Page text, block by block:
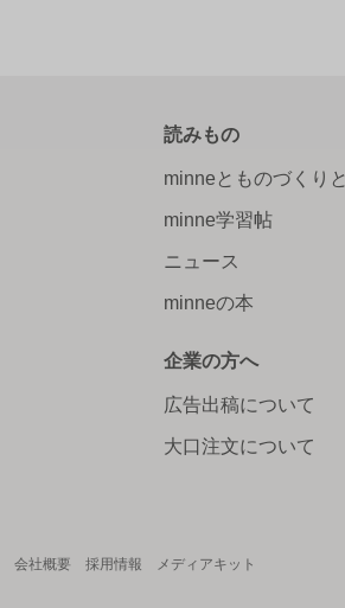
読みもの
minneとものづくりと
minne学習帖
ニュース
minneの本
企業の方へ
広告出稿について
大口注文について
会社概要 採用情報 メディアキット